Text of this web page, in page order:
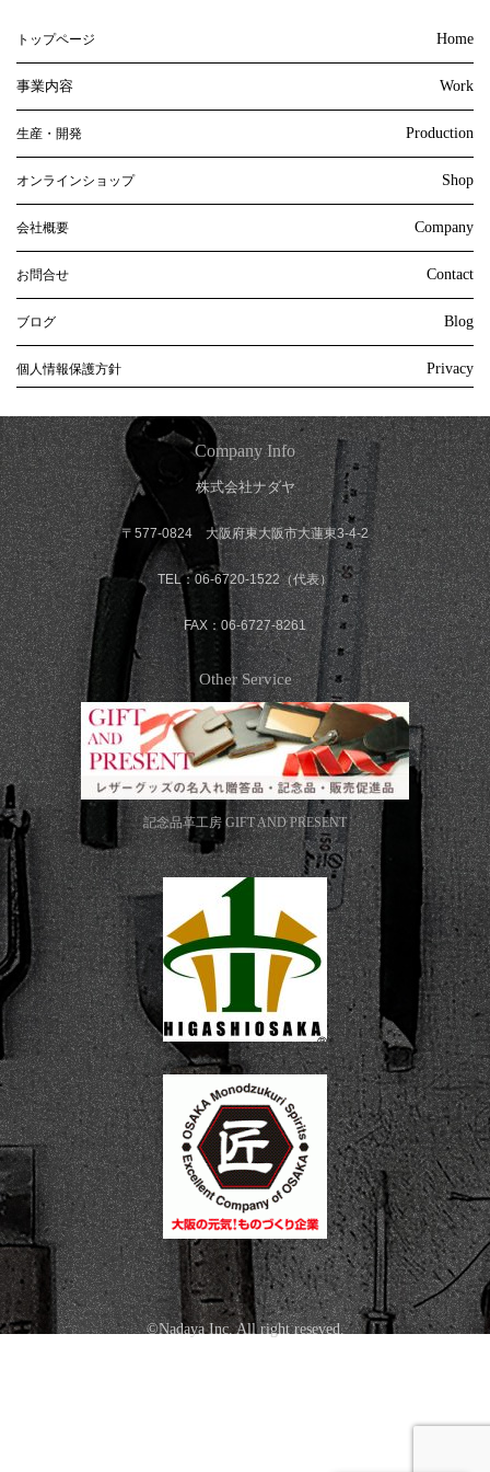
トップページ Home
事業内容 Work
生産・開発 Production
オンラインショップ Shop
会社概要 Company
お問合せ Contact
ブログ Blog
個人情報保護方針 Privacy
Company Info
株式会社ナダヤ
〒577-0824 大阪府東大阪市大蓮東3-4-2
TEL：06-6720-1522（代表）
FAX：06-6727-8261
Other Service
記念品革工房 GIFT AND PRESENT
©Nadaya Inc. All right reseved.